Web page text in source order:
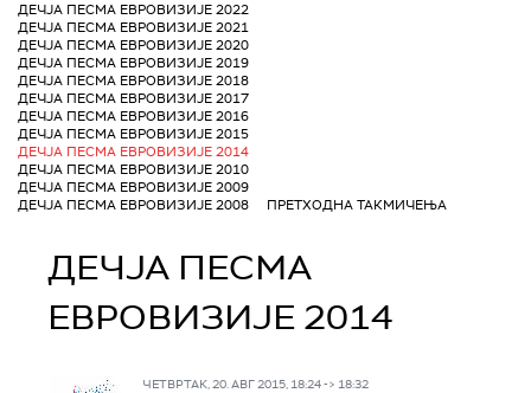
ДЕЧЈА ПЕСМА ЕВРОВИЗИЈЕ 2022
ДЕЧЈА ПЕСМА ЕВРОВИЗИЈЕ 2021
ДЕЧЈА ПЕСМА ЕВРОВИЗИЈЕ 2020
ДЕЧЈА ПЕСМА ЕВРОВИЗИЈЕ 2019
ДЕЧЈА ПЕСМА ЕВРОВИЗИЈЕ 2018
ДЕЧЈА ПЕСМА ЕВРОВИЗИЈЕ 2017
ДЕЧЈА ПЕСМА ЕВРОВИЗИЈЕ 2016
ДЕЧЈА ПЕСМА ЕВРОВИЗИЈЕ 2015
ДЕЧЈА ПЕСМА ЕВРОВИЗИЈЕ 2014
ДЕЧЈА ПЕСМА ЕВРОВИЗИЈЕ 2010
ДЕЧЈА ПЕСМА ЕВРОВИЗИЈЕ 2009
ДЕЧЈА ПЕСМА ЕВРОВИЗИЈЕ 2008
ПРЕТХОДНА ТАКМИЧЕЊА
ДЕЧЈА ПЕСМА
ЕВРОВИЗИЈЕ 2014
ЧЕТВРТАК, 20. АВГ 2015, 18:24 -> 18:32